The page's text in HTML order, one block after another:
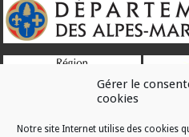
Gérer le
cookies
Notre site Internet utilise des cookies